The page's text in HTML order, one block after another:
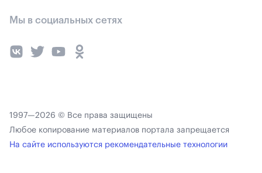
Мы в социальных сетях
1997—2026 © Все права защищены
Любое копирование материалов портала запрещается
На сайте используются рекомендательные технологии